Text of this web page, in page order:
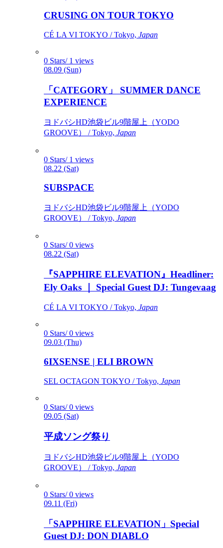
CRUSING ON TOUR TOKYO
CÉ LA VI TOKYO / Tokyo, Japan
0 Stars/ 1 views
08.09 (Sun)
「CATEGORY」 SUMMER DANCE
EXPERIENCE
ヨドバシHD池袋ビル9階屋上（YODO
GROOVE） / Tokyo, Japan
0 Stars/ 1 views
08.22 (Sat)
SUBSPACE
ヨドバシHD池袋ビル9階屋上（YODO
GROOVE） / Tokyo, Japan
0 Stars/ 0 views
08.22 (Sat)
『SAPPHIRE ELEVATION』Headliner:
Ely Oaks ｜ Special Guest DJ: Tungevaag
CÉ LA VI TOKYO / Tokyo, Japan
0 Stars/ 0 views
09.03 (Thu)
6IXSENSE | ELI BROWN
SEL OCTAGON TOKYO / Tokyo, Japan
0 Stars/ 0 views
09.05 (Sat)
平成ソング祭り
ヨドバシHD池袋ビル9階屋上（YODO
GROOVE） / Tokyo, Japan
0 Stars/ 0 views
09.11 (Fri)
「SAPPHIRE ELEVATION」Special
Guest DJ: DON DIABLO